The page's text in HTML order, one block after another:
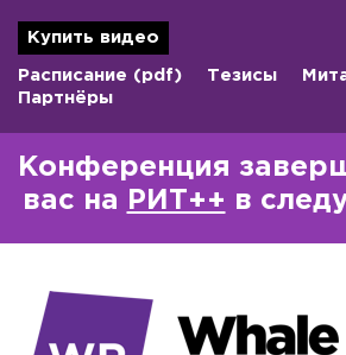
Купить видео
Расписание (pdf) Тезисы
Партнёры
Конференция
вас на
РИТ++ в